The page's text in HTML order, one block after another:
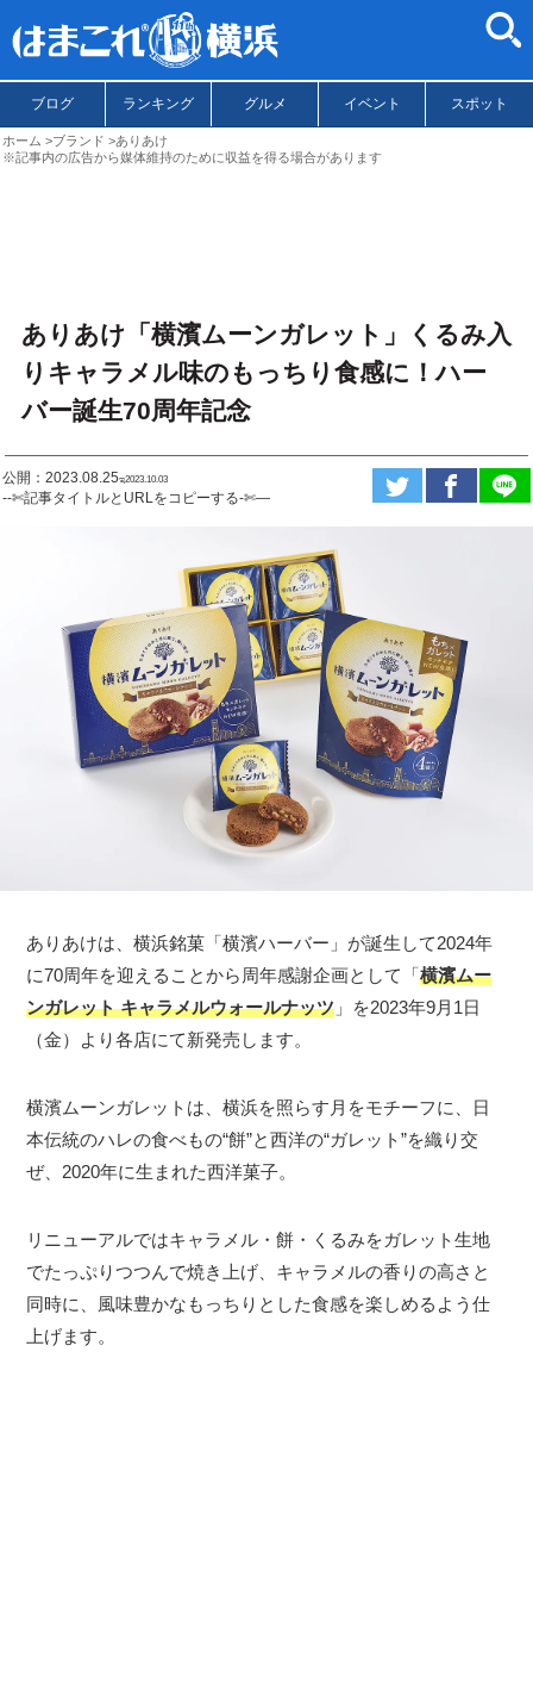
ブログ ランキング グルメ イベント スポット
ホーム ブランド
ありあけ
※記事内の広告から媒体維持のために収益を得る場合があります
ありあけ「横濱ムーンガレット」くるみ入
りキャラメル味のもっちり食感に！ハー
バー誕生70周年記念
公開：2023.08.25ಇ2023.10.03
--✄記事タイトルとURLをコピーする-✄—
ありあけは、横浜銘菓「横濱ハーバー」が誕生して2024年
に70周年を迎えることから周年感謝企画として「横濱ムー
ンガレット キャラメルウォールナッツ 」を2023年9月1日
（金）より各店にて新発売します。
横濱ムーンガレットは、横浜を照らす月をモチーフに、日
本伝統のハレの食べもの“餅”と西洋の“ガレット”を織り交
ぜ、2020年に生まれた西洋菓子。
リニューアルではキャラメル・餅・くるみをガレット生地
でたっぷりつつんで焼き上げ、キャラメルの香りの高さと
同時に、風味豊かなもっちりとした食感を楽しめるよう仕
上げます。